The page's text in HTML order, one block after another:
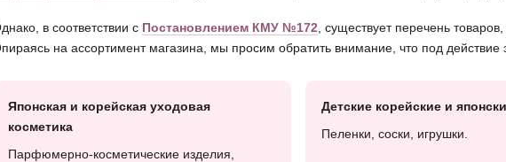
в соответствии с Постановлением КМУ №172 , существует перечень
на ассортимент магазина, мы просим обратить внимание, что под действие
Японская и корейская уходовая
косметика
Парфюмерно-косметические изделия,
Детские корейские и
Пеленки, соски, игрушки.